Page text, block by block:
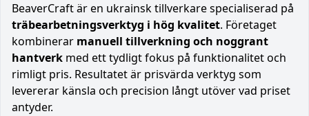
BeaverCraft är en ukrainsk tillverkare specialiserad på
träbearbetningsverktyg i hög kvalitet. Företaget
kombinerar manuell tillverkning och noggrant
hantverk med ett tydligt fokus på funktionalitet och
rimligt pris. Resultatet är prisvärda verktyg som
levererar känsla och precision långt utöver vad priset
antyder.